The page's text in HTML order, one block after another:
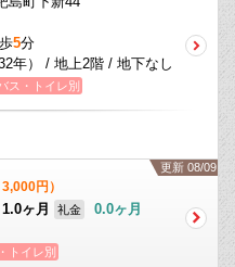
5分
年） / 地上2階 / 地下なし
ス・トイレ別
更新 08/09
円）
1.0ヶ月 礼金
0.0ヶ月
トイレ別